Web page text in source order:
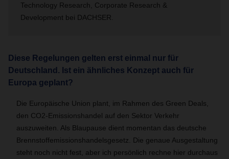
Technology Research, Corporate Research &
Development bei DACHSER.
Diese Regelungen gelten erst einmal nur für
Deutschland. Ist ein ähnliches Konzept auch für
Europa geplant?
Die Europäische Union plant, im Rahmen des Green Deals,
den CO2-Emissionshandel auf den Sektor Verkehr
auszuweiten. Als Blaupause dient momentan das deutsche
Brennstoffemissionshandelsgesetz. Die genaue Ausgestaltung
steht noch nicht fest, aber ich persönlich rechne hier durchaus